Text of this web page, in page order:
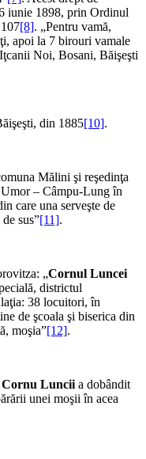
iunie 1898, prin Ordinul
[8]. „Pentru vamă,
apoi la 7 birouri vamale
Noi, Bosani, Băişeşti
din 1885[10].
Mălini şi reşedinţa
Umor – Câmpu-Lung în
care una serveşte de
sus”[11].
„Cornul Luncei
districtul
38 locuitori, în
de şcoala şi biserica din
moşia”[12].
Cornu Luncii a dobândit
unei moşii în acea